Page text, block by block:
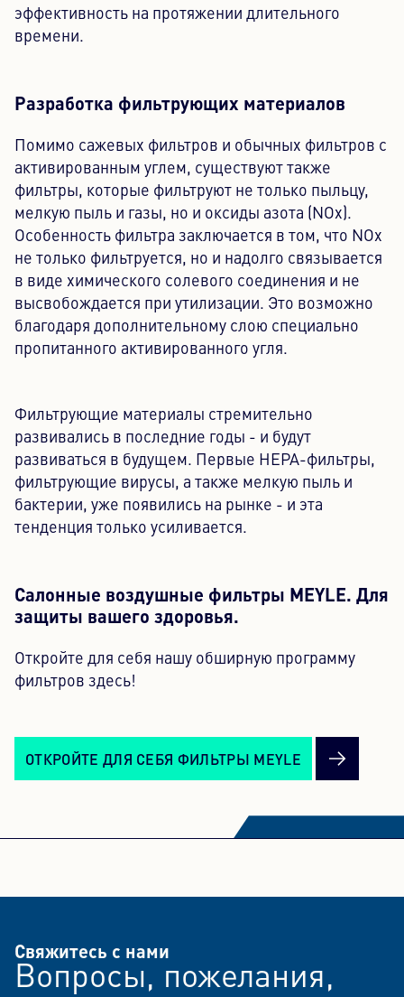
эффективность на протяжении длительного
времени.
Разработка фильтрующих материалов
Помимо сажевых фильтров и обычных фильтров с
активированным углем, существуют также
фильтры, которые фильтруют не только пыльцу,
мелкую пыль и газы, но и оксиды азота (NOx).
Особенность фильтра заключается в том, что NOx
не только фильтруется, но и надолго связывается
в виде химического солевого соединения и не
высвобождается при утилизации. Это возможно
благодаря дополнительному слою специально
пропитанного активированного угля.
Фильтрующие материалы стремительно
развивались в последние годы - и будут
развиваться в будущем. Первые HEPA-фильтры,
фильтрующие вирусы, а также мелкую пыль и
бактерии, уже появились на рынке - и эта
тенденция только усиливается.
Салонные воздушные фильтры MEYLE. Для
защиты вашего здоровья.
Откройте для себя нашу обширную программу
фильтров здесь!
ОТКРОЙТЕ ДЛЯ СЕБЯ ФИЛЬТРЫ MEYLE
Свяжитесь с нами
Вопросы, пожелания,